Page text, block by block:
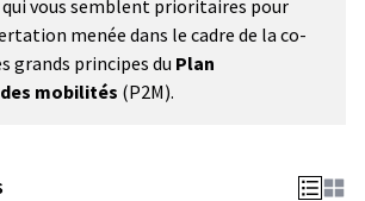
vous semblent prioritaires pour
menée dans le cadre de la co-
grands principes du Plan
mobilités (P2M).